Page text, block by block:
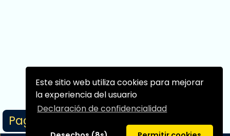
Este sitio web utiliza cookies para mejorar
la experiencia del usuario
Declaración de confidencialidad
Page 1/1